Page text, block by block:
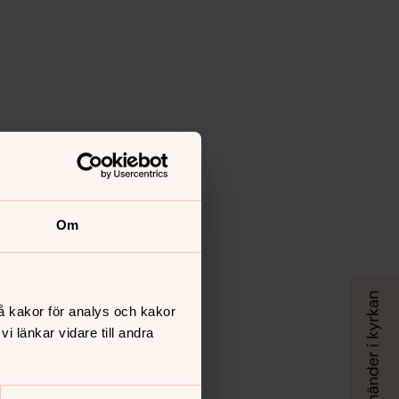
Om
kakor för analys och kakor
länkar vidare till andra